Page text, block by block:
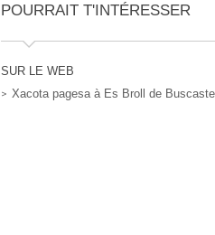
POURRAIT T'INTÉRESSER
SUR LE WEB
Xacota pagesa à Es Broll de Buscastell